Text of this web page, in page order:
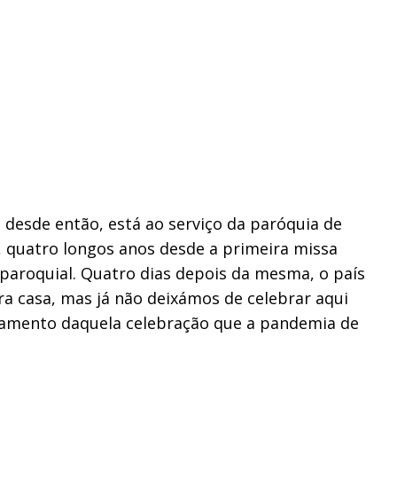
então, está ao serviço da paróquia de
longos anos desde a primeira missa
Quatro dias depois da mesma, o país
casa, mas já não deixámos de celebrar aqui
daquela celebração que a pandemia de